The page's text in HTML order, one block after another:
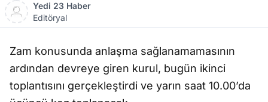
Yedi 23 Haber
Editöryal
Zam konusunda anlaşma sağlanamamasının
ardından devreye giren kurul, bugün ikinci
toplantısını gerçekleştirdi ve yarın saat 10.00’da